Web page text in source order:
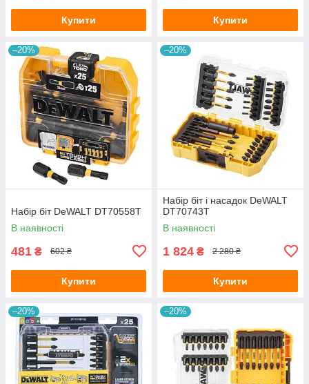
Купити Купити
–20%
Набір біт DeWALT DT70558T
В наявності
481 ₴ 602 ₴
Купити
–20%
Набір біт і насадок DeWALT
DT70743T
В наявності
1 824 ₴ 2 280 ₴
Купити
–20% –20%